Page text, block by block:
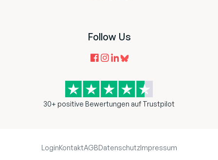
Follow Us
30+ positive Bewertungen auf Trustpilot
LoginKontaktAGBDatenschutzImpressum